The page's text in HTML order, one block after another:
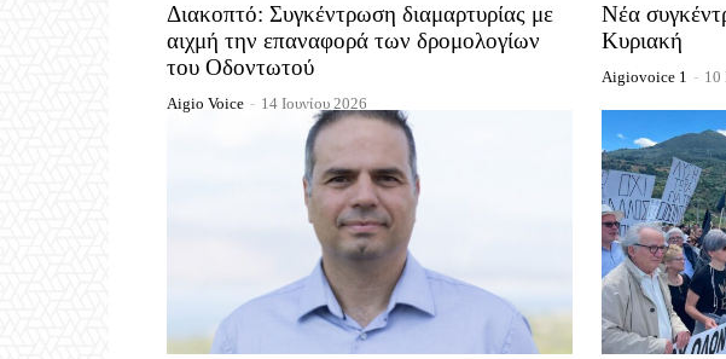
Διακοπτό: Συγκέντρωση διαμαρτυρίας με
αιχμή την επαναφορά των δρομολογίων
του Οδοντωτού
Aigio Voice - 14 Ιουνίου 2026
Νέα
Κυριακή
Aigiovoice 1 - 10